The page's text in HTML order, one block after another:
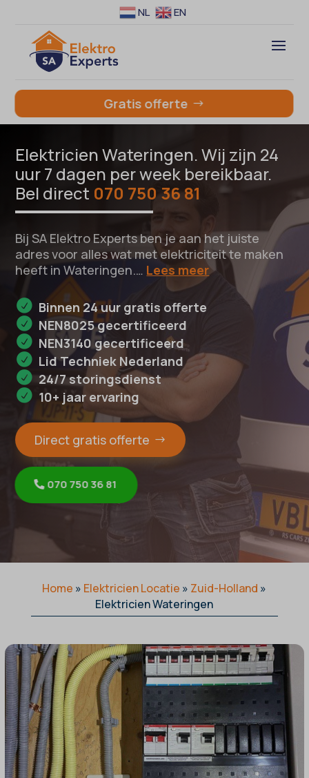
NL EN
Gratis offerte
Elektricien Wateringen. Wij zijn 24
uur 7 dagen per week bereikbaar.
Bel direct 070 750 36 81
Bij SA Elektro Experts ben je aan het juiste
adres voor alles wat met elektriciteit te maken
heeft in Wateringen.… Lees meer
Binnen 24 uur gratis offerte
NEN8025 gecertificeerd
NEN3140 gecertificeerd
Lid Techniek Nederland
24/7 storingsdienst
10+ jaar ervaring
Direct gratis offerte
070 750 36 81
Home » Elektricien Locatie » Zuid-Holland »
Elektricien Wateringen